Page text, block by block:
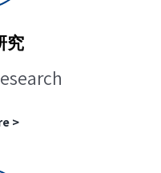
究
>